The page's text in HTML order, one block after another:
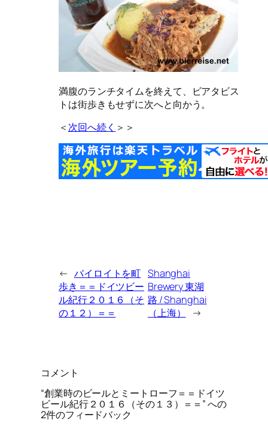
満腹のランチタイムを終えて、ビアタビス
トは街歩きもせずに次へと向かう。
＜ 次回へ続く ＞＞
← バイロイトを町
歩き＝＝ドイツビー
ル紀行２０１６（そ
の１２）＝＝
Shanghai
Brewery 東湖
路 / Shanghai
（上海）
→
コメント
“創業時のビールとミートローフ＝＝ドイツ
ビール紀行２０１６（その１３）＝＝” への
2件のフィードバック